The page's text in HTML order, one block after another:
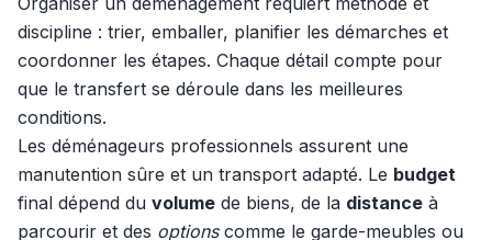
discipline : trier, emballer, planifier les démarches et
coordonner les étapes. Chaque détail compte pour
que le transfert se déroule dans les meilleures
conditions.
Les déménageurs professionnels assurent une
manutention sûre et un transport adapté. Le budget
final dépend du volume de biens, de la distance à
parcourir et des optionscomme le garde-meubles ou